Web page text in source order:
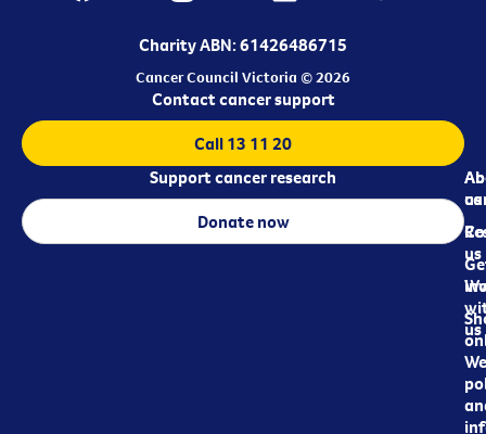
Charity ABN: 61426486715
Cancer Council Victoria © 2026
us
us
us
Contact cancer support
Call 13 11 20
Support cancer research
Donate now